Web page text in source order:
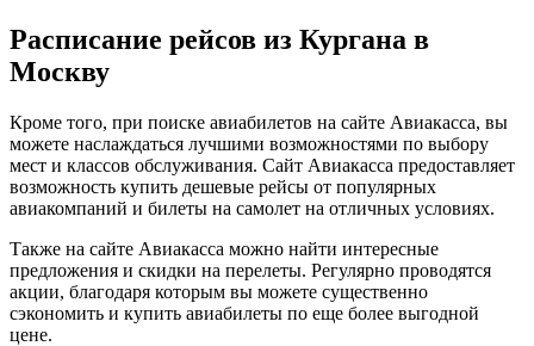
Расписание рейсов из Кургана в
Москву
Кроме того, при поиске авиабилетов на сайте Авиакасса, вы
можете наслаждаться лучшими возможностями по выбору
мест и классов обслуживания. Сайт Авиакасса предоставляет
возможность купить дешевые рейсы от популярных
авиакомпаний и билеты на самолет на отличных условиях.
Также на сайте Авиакасса можно найти интересные
предложения и скидки на перелеты. Регулярно проводятся
акции, благодаря которым вы можете существенно
сэкономить и купить авиабилеты по еще более выгодной
цене.